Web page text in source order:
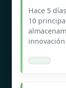
Hace 5
10